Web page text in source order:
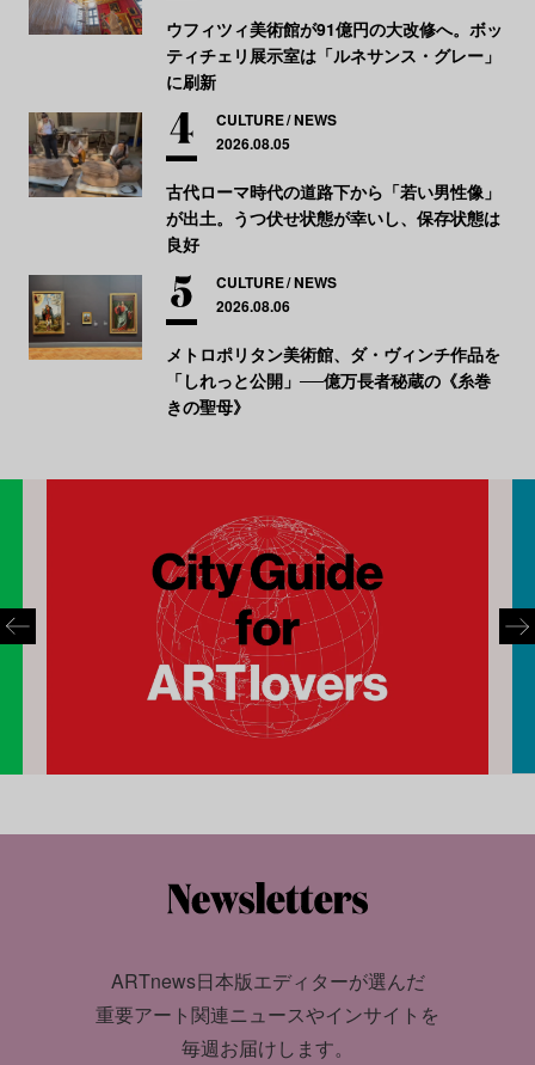
ウフィツィ美術館が91億円の大改修へ。ボッ
ティチェリ展示室は「ルネサンス・グレー」
に刷新
CULTURE NEWS
2026.08.05
古代ローマ時代の道路下から「若い男性像」
が出土。うつ伏せ状態が幸いし、保存状態は
良好
CULTURE NEWS
2026.08.06
メトロポリタン美術館、ダ・ヴィンチ作品を
「しれっと公開」──億万長者秘蔵の《糸巻
きの聖母》
ARTnews日本版エディターが選んだ
重要アート関連ニュースやインサイトを
毎週お届けします。